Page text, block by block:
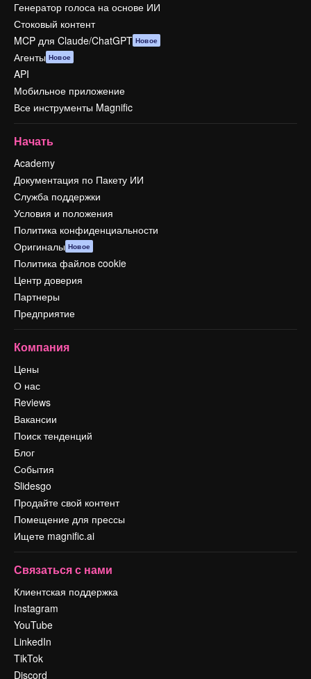
Генератор голоса на основе ИИ
Стоковый контент
MCP для Claude/ChatGPT Новое
Агенты Новое
API
Мобильное приложение
Все инструменты Magnific
Начать
Academy
Документация по Пакету ИИ
Служба поддержки
Условия и положения
Политика конфиденциальности
Оригиналы Новое
Политика файлов cookie
Центр доверия
Партнеры
Предприятие
Компания
Цены
О нас
Reviews
Вакансии
Поиск тенденций
Блог
События
Slidesgo
Продайте свой контент
Помещение для прессы
Ищете magnific.ai
Связаться с нами
Клиентская поддержка
Instagram
YouTube
LinkedIn
TikTok
Discord